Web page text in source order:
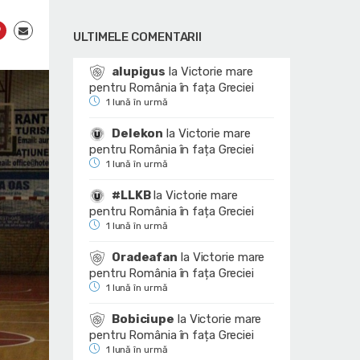
ULTIMELE COMENTARII
alupigus la Victorie mare
pentru România în fața Greciei
1 lună în urmă
Delekon la Victorie mare
pentru România în fața Greciei
1 lună în urmă
#LLKBlaVictorie mare
pentru România în fața Greciei
1 lună în urmă
Oradeafan la Victorie mare
pentru România în fața Greciei
1 lună în urmă
Bobiciupe la Victorie mare
pentru România în fața Greciei
1 lună în urmă